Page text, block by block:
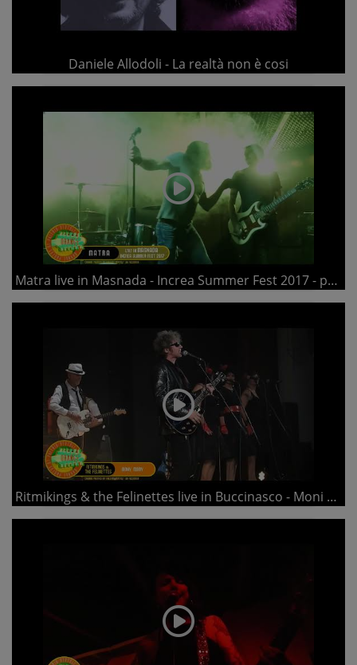
Daniele Allodoli - La realtà non è cosi
Matra live in Masnada - Increa Summer Fest 2017 - part2
Ritmikings & the Felinettes live in Buccinasco - Moni Moni